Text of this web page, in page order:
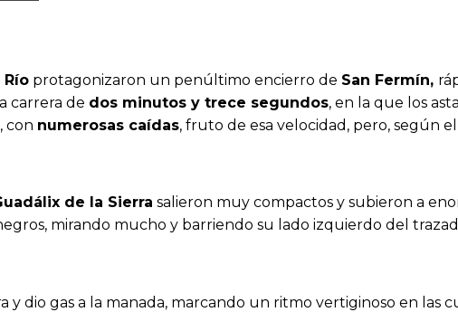
protagonizaron un penúltimo encierro de San Fermín,
carrera de dos minutos y trece segundos, en la que los
con numerosas caídas, fruto de esa velocidad, pero, según
de la Sierra salieron muy compactos y subieron a
mirando mucho y barriendo su lado izquierdo del
y dio gas a la manada, marcando un ritmo vertiginoso en las